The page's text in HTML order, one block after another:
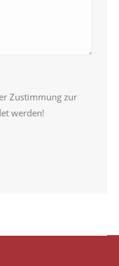
Zustimmung zur
werden!